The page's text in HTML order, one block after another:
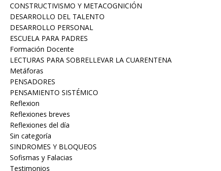
CONSTRUCTIVISMO Y METACOGNICIÓN
DESARROLLO DEL TALENTO
DESARROLLO PERSONAL
ESCUELA PARA PADRES
Formación Docente
LECTURAS PARA SOBRELLEVAR LA CUARENTENA
Metáforas
PENSADORES
PENSAMIENTO SISTÉMICO
Reflexion
Reflexiones breves
Reflexiones del día
Sin categoría
Sofismas y Falacias
Testimonios